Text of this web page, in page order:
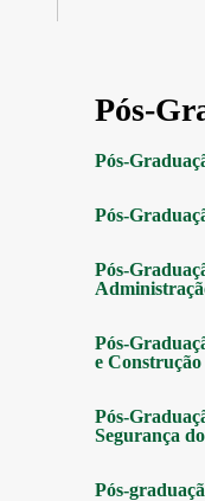
Pós-
Pós-
Pós-
Pós-
Pós-
e Construção
Pós-
Segurança
Pós-